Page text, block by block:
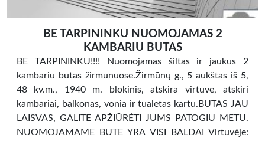
BE TARPININKU NUOMOJAMAS 2
KAMBARIU BUTAS
BE TARPININKU!!!! Nuomojamas šiltas ir jaukus 2
kambariu butas žirmunuose.Žirmūnų g., 5 aukštas iš 5,
48 kv.m., 1940 m. blokinis, atskira virtuve, atskiri
kambariai, balkonas, vonia ir tualetas kartu.BUTAS JAU
LAISVAS, GALITE APŽIŪRĖTI JUMS PATOGIU METU.
NUOMOJAMAME BUTE YRA VISI BALDAI Virtuvėje: